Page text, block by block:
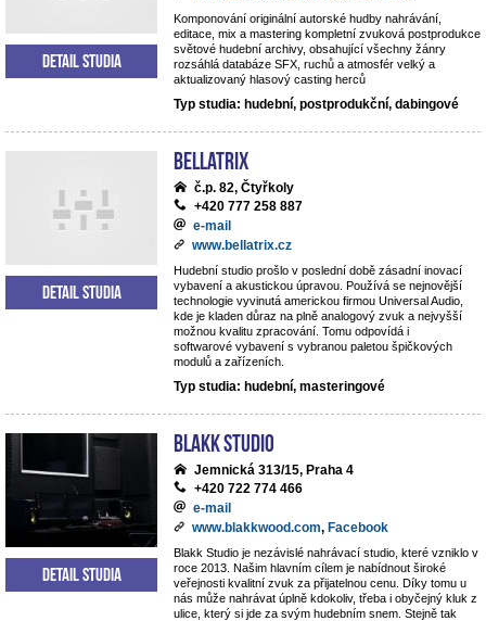
Komponování originální autorské hudby nahrávání,
editace, mix a mastering kompletní zvuková postprodukce
světové hudební archivy, obsahující všechny žánry
rozsáhlá databáze SFX, ruchů a atmosfér velký a
aktualizovaný hlasový casting herců
Typ studia: hudební, postprodukční, dabingové
Detail studia
BELLATRIX
č.p. 82, Čtyřkoly
+420 777 258 887
e-mail
www.bellatrix.cz
Hudební studio prošlo v poslední době zásadní inovací
vybavení a akustickou úpravou. Používá se nejnovější
technologie vyvinutá americkou firmou Universal Audio,
kde je kladen důraz na plně analogový zvuk a nejvyšší
možnou kvalitu zpracování. Tomu odpovídá i
softwarové vybavení s vybranou paletou špičkových
modulů a zařízeních.
Typ studia: hudební, masteringové
Detail studia
Blakk Studio
Jemnická 313/15, Praha 4
+420 722 774 466
e-mail
www.blakkwood.com, Facebook
Blakk Studio je nezávislé nahrávací studio, které vzniklo v
roce 2013. Našim hlavním cílem je nabídnout široké
veřejnosti kvalitní zvuk za přijatelnou cenu. Díky tomu u
nás může nahrávat úplně kdokoliv, třeba i obyčejný kluk z
ulice, který si jde za svým hudebním snem. Stejně tak
Detail studia